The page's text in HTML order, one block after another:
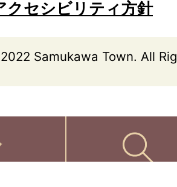
クセシビリティ方針
Samukawa Town. All